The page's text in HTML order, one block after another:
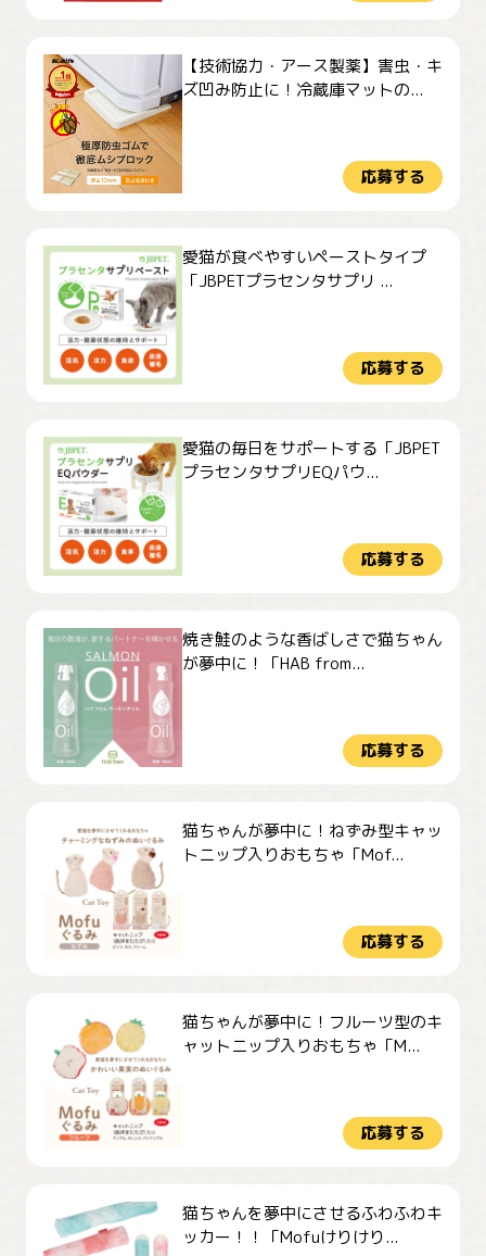
【技術協力・アース製薬】害虫・キ
ズ凹み防止に！冷蔵庫マットの...
応募する
愛猫が食べやすいペーストタイプ
「JBPETプラセンタサプリ ...
応募する
愛猫の毎日をサポートする「JBPET
プラセンタサプリEQパウ...
応募する
焼き鮭のような香ばしさで猫ちゃん
が夢中に！「HAB from...
応募する
猫ちゃんが夢中に！ねずみ型キャッ
トニップ入りおもちゃ「Mof...
応募する
猫ちゃんが夢中に！フルーツ型のキ
ャットニップ入りおもちゃ「M...
応募する
猫ちゃんを夢中にさせるふわふわキ
ッカー！！「Mofuけりけり...